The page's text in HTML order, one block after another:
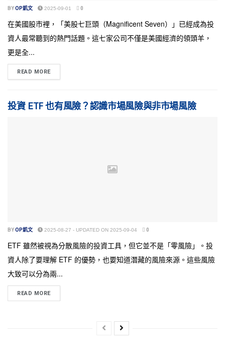
BYOP凱文 2025-09-01 0
在美國股市裡，「美股七巨頭（Magnificent Seven）」已經成為投
資人最常聽到的熱門話題。這七家公司不僅是美國經濟的領頭羊，
更是全...
READ MORE
投資 ETF 也有風險？認識市場風險與非市場風險
BYOP凱文 2025-08-27 - UPDATED ON 2025-09-04 0
ETF 雖然被視為分散風險的投資工具，但它並不是「零風險」。投
資人除了要理解 ETF 的優勢，也要知道潛藏的風險來源。這些風險
大致可以分為兩...
READ MORE